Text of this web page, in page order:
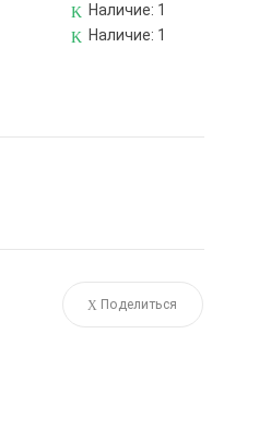
Наличие: 1
Наличие: 1
Поделиться